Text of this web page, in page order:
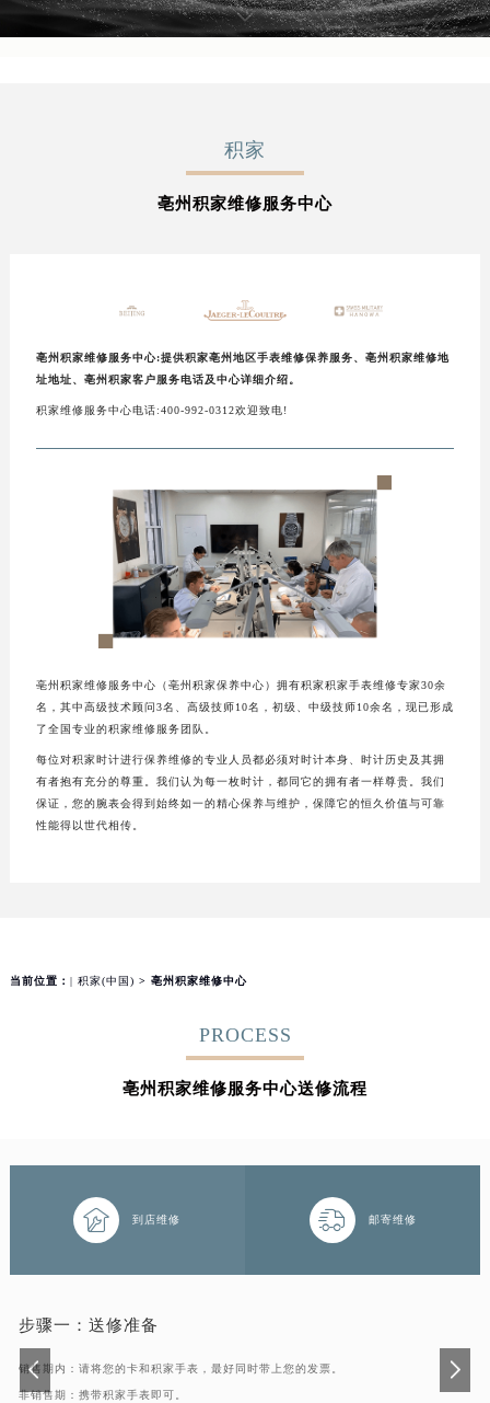
积家
亳州积家维修服务中心
亳州积家维修服务中心:提供积家亳州地区手表维修保养服务、亳州积家维修地
址地址、亳州积家客户服务电话及中心详细介绍。
积家维修服务中心电话:400-992-0312欢迎致电!
亳州积家维修服务中心（亳州积家保养中心）拥有积家积家手表维修专家30余
名，其中高级技术顾问3名、高级技师10名，初级、中级技师10余名，现已形成
了全国专业的积家维修服务团队。
每位对积家时计进行保养维修的专业人员都必须对时计本身、时计历史及其拥
有者抱有充分的尊重。我们认为每一枚时计，都同它的拥有者一样尊贵。我们
保证，您的腕表会得到始终如一的精心保养与维护，保障它的恒久价值与可靠
性能得以世代相传。
当前位置： | 积家(中国) > 亳州积家维修中心
PROCESS
亳州积家维修服务中心送修流程
 到店维修  邮寄维修
步骤一： 送修准备
销售期内：请将您的卡和积家手表，最好同时带上您的发票。
非销售期：携带积家手表即可。